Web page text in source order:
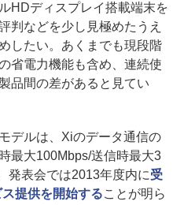
HDディスプレイ搭載端末を
判などを少し見極めたうえ
したい。あくまでも現段階
省電力機能も含め、連続使
品間の差があると見てい
デルは、Xiのデータ通信の
最大100Mbps/送信時最大3
発表会では2013年度内に受
提供を開始することが明ら